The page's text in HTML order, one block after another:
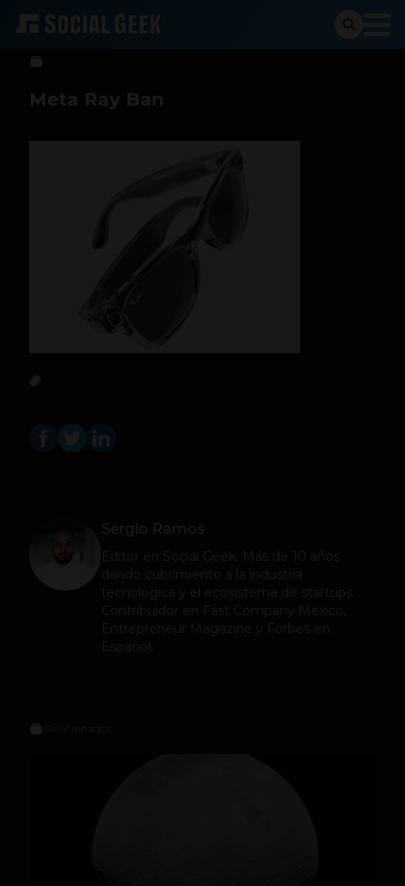
Sergio Ramos 25 de septiembre de 2024
Meta Ray Ban
Sergio Ramos
Editor en Social Geek
. Más de 10 años
dando cubrimiento a la industria
tecnológica y el ecosistema de startups.
Contribuidor en Fast Company México,
Entrepreneur Magazine y Forbes en
Español.